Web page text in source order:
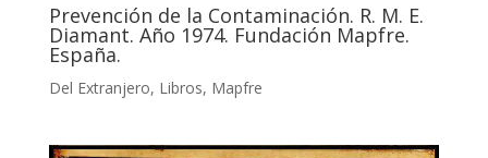
Prevención de la Contaminación. R. M. E.
Diamant. Año 1974. Fundación Mapfre.
España.
Del Extranjero, Libros, Mapfre